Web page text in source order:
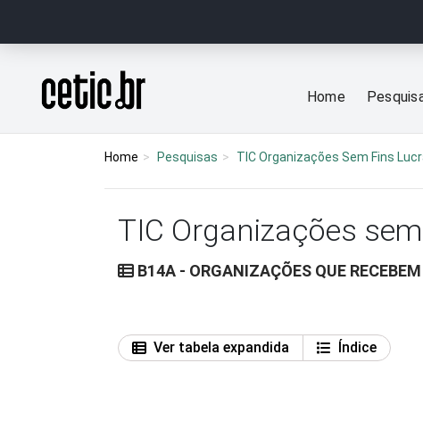
Página inicial
Home
Home Pesquisas TIC Organizações Sem Fins
TIC Organizações
B14A - ORGANIZAÇÕES QUE
Ver tabela expandida
Índice